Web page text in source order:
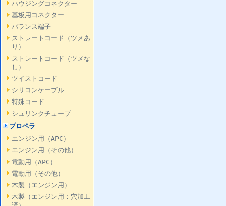
ハウジングコネクター
基板用コネクター
バランス端子
ストレートコード（ツメあ
り）
ストレートコード（ツメな
し）
ツイストコード
シリコンケーブル
特殊コード
シュリンクチューブ
プロペラ
エンジン用（APC）
エンジン用（その他）
電動用（APC）
電動用（その他）
木製（エンジン用）
木製（エンジン用：穴加工